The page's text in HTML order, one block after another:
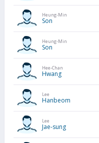
Heung-Min
Son
Heung-Min
Son
Hee-Chan
Hwang
Lee
Hanbeom
Lee
Jae-sung